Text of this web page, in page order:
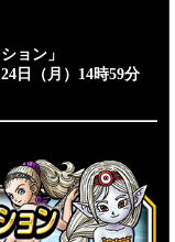
ョン」
日（月）14時59分